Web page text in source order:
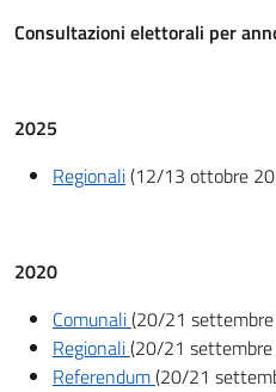
Consultazioni elettorali per
2025
Regionali(12/13 ottobre
2020
Comunali(20/21
Regionali(20/21
Referendum(20/21